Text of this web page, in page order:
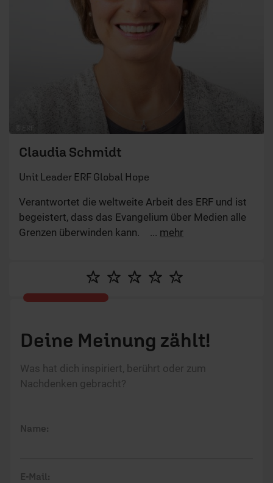
© ERF
Claudia Schmidt
Unit Leader ERF Global Hope
Verantwortet die weltweite Arbeit des ERF und ist
begeistert, dass das Evangelium über Medien alle
Grenzen überwinden kann.
... mehr
Deine Meinung zählt!
Was hat dich inspiriert, berührt oder zum
Nachdenken gebracht?
Name:
E-Mail: